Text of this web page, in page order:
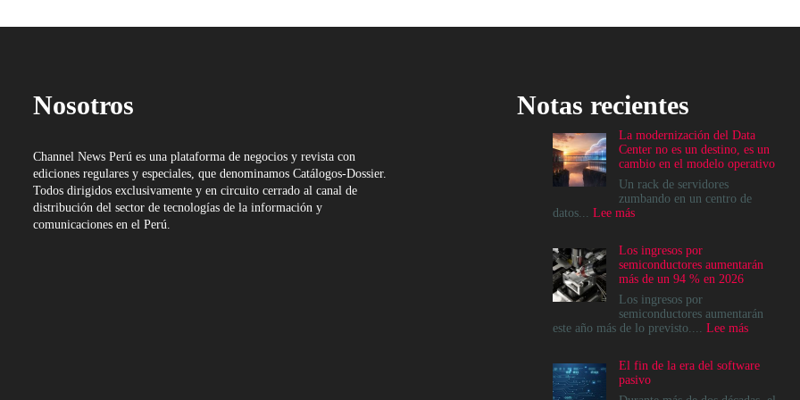
Nosotros
Channel News Perú es una plataforma de negocios y revista con
ediciones regulares y especiales, que denominamos Catálogos-Dossier.
Todos dirigidos exclusivamente y en circuito cerrado al canal de
distribución del sector de tecnologías de la información y
comunicaciones en el Perú.
Notas recientes
La modernización del Data
Center no es un destino, es un
cambio en el modelo operativo
Un rack de servidores
zumbando en un centro de
datos... Lee más:
del
Data
Center
no
es
un
un
cambio
Los ingresos por
semiconductores aumentarán
más de un 94 % en 2026
Los ingresos por
semiconductores aumentarán
este año más de lo previsto.... Lee más:
por
El fin de la era del software
pasivo